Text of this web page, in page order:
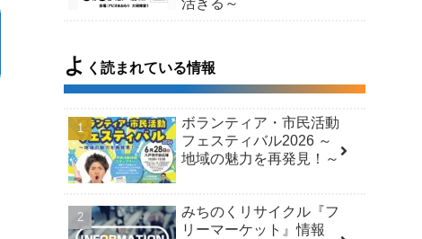
活きる～
よ く読まれている情報
ボランティア・市民活動
フェスティバル2026 ～
地域の魅力を再発見！～
みちのくリサイクル『フ
リーマーケット』情報